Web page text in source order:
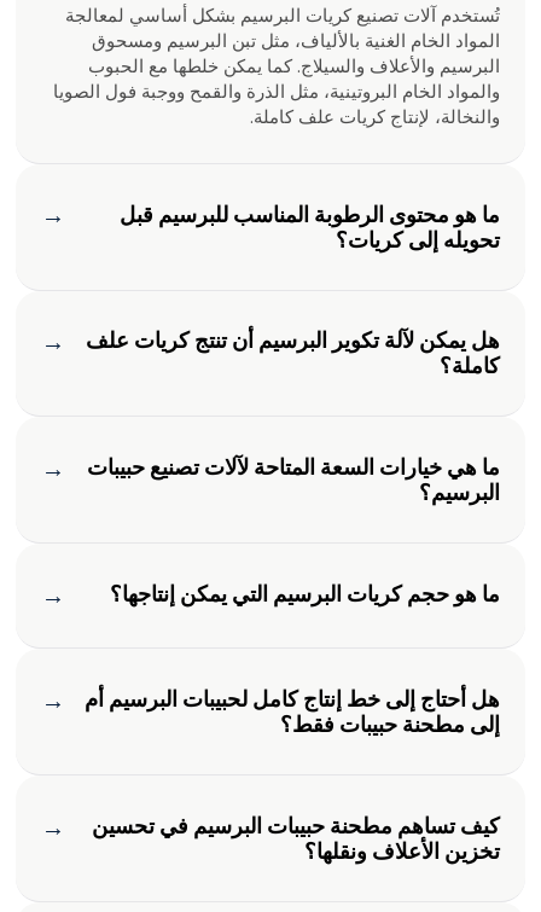
تُستخدم آلات تصنيع كريات البرسيم بشكل أساسي لمعالجة
المواد الخام الغنية بالألياف، مثل تبن البرسيم ومسحوق
البرسيم والأعلاف والسيلاج. كما يمكن خلطها مع الحبوب
والمواد الخام البروتينية، مثل الذرة والقمح ووجبة فول الصويا
والنخالة، لإنتاج كريات علف كاملة.
ما هو محتوى الرطوبة المناسب للبرسيم قبل
تحويله إلى كريات؟
→
هل يمكن لآلة تكوير البرسيم أن تنتج كريات علف
كاملة؟
→
ما هي خيارات السعة المتاحة لآلات تصنيع حبيبات
البرسيم؟
→
ما هو حجم كريات البرسيم التي يمكن إنتاجها؟ →
هل أحتاج إلى خط إنتاج كامل لحبيبات البرسيم أم
إلى مطحنة حبيبات فقط؟
→
كيف تساهم مطحنة حبيبات البرسيم في تحسين
تخزين الأعلاف ونقلها؟
→